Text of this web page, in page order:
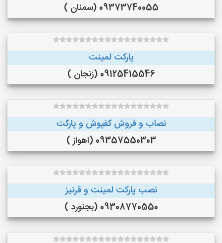
09373740055 (سمنان )
پارکت لمینت
09125415546 (زنجان )
نصاب و فروش کفپوش و پارکت
09357550303 (اهواز )
نصب پارکت لمینت و قرنیز
09308770550 (بجنورد )